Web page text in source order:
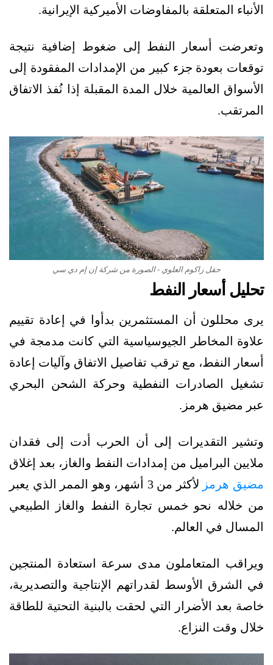
الأنباء المتعلقة بالمفاوضات الأميركية الإيرانية.
وتعرضت أسعار النفط إلى ضغوط إضافية نتيجة
توقعات بعودة جزء كبير من الإمدادات المفقودة إلى
الأسواق العالمية خلال المدة المقبلة إذا نُفذ الاتفاق
المرتقب.
حقل زاكوم العلوي - الصورة من شركة إن إم دي سي
تحليل أسعار النفط
يرى محللون أن المستثمرين بدأوا في إعادة تقييم
علاوة المخاطر الجيوسياسية التي كانت مدمجة في
أسعار النفط، مع ترقب تفاصيل الاتفاق وآليات إعادة
تشغيل الصادرات النفطية وحركة الشحن البحري
عبر مضيق هرمز.
وتشير التقديرات إلى أن الحرب أدت إلى فقدان
ملايين البراميل من إمدادات النفط والغاز، بعد إغلاق
مضيق هرمز
لأكثر من 3 أشهر، وهو الممر الذي يعبر
من خلاله نحو خمس تجارة النفط والغاز الطبيعي
المسال في العالم.
ويراقب المتعاملون مدى سرعة استعادة المنتجين
في الشرق الأوسط لقدراتهم الإنتاجية والتصديرية،
خاصة بعد الأضرار التي لحقت بالبنية التحتية للطاقة
خلال وقت النزاع.